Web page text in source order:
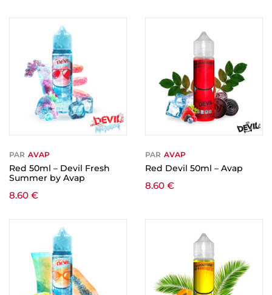
PAR AVAP
Red 50ml – Devil Fresh
Summer by Avap
8.60 €
PAR AVAP
Red Devil 50ml – Avap
8.60 €